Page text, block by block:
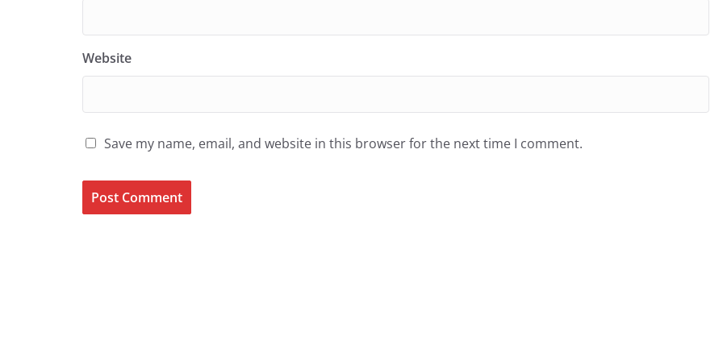
Website
Save my name, email, and website in this browser for the next time I comment.